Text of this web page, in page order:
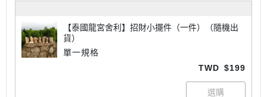
【泰國龍宮舍利】招財小擺件（一件）（隨機出
貨）
單一規格
TWD $199